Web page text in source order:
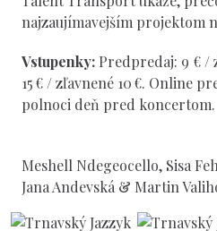
najzaujímavejším projektom
Vstupenky: Predpredaj: 9 € /
15 € / zľavnené 10 €. Online
polnoci deň pred koncertom.
Meshell Ndegeocello, Sisa
Jana Andevská & Martin